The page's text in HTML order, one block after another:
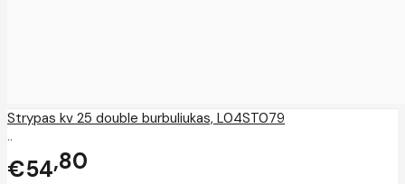
Strypas kv 25 double burbuliukas, L04ST079
..
€54 80